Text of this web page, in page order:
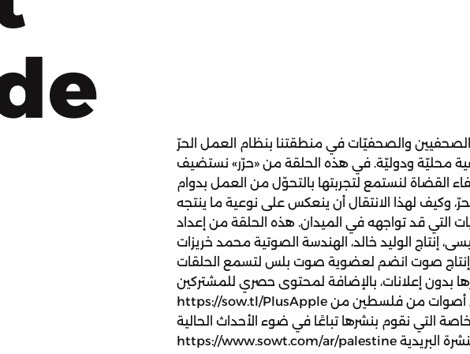
والصحفيّات في منطقتنا بنظام العمل الحرّ
محليّة ودوليّة. في هذه الحلقة من «حرّر» نستضيف
القضاة لنستمع لتجربتها بالتحوّل من العمل بدوام
وكيف لهذا الانتقال أن ينعكس على نوعية ما ينتجه
التي قد تواجهه في الميدان. هذه الحلقة من إعداد
إنتاج الوليد خالد، الهندسة الصوتية محمد خريزات
إنتاج صوت انضم لعضوية صوت بلس لتسمع الحلقات
بدون إعلانات، بالإضافة لمحتوى حصري للمشتركين:
https://sow.tl/PlusApple ندعوكم للإصغاء إلى أصوات من فلسطين من
التي نقوم بنشرها تباعًا في ضوء الأحداث الحالية:
https://www.sowt.com/ar/palestine تابعوا صوت على: النشرة البريدية: